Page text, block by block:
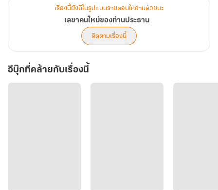
เรื่องนี้ยังมีในรูปแบบรายตอนให้อ่านด้วยนะ
เลขาคนใหม่ของท่านประธาน
ติดตามเรื่องนี้
อีบุ๊กที่คล้ายกับเรื่องนี้